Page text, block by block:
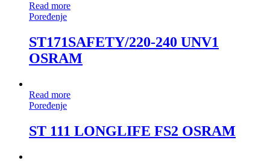
Read more
Poređenje
ST171SAFETY/220-240 UNV1
OSRAM
Read more
Poređenje
ST 111 LONGLIFE FS2 OSRAM